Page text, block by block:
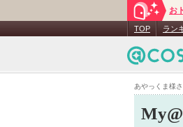
あやっくま様
お
TOP ラン